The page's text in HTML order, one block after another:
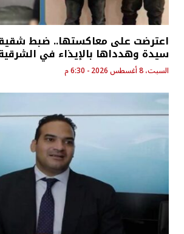
اعترضت على معاكستها.. ضبط
سيدة وهدداها بالإيذاء في
السبت، 8 أغسطس 2026 - 6:30 م